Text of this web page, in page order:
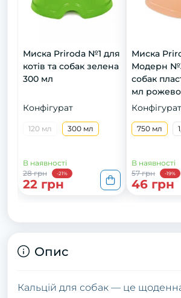
Миска Priroda №1 для
котів та собак зелена
300 мл
Конфігурат
120 мл 300 мл
В наявності
28 грн
-21%
22 грн
Миска
Модерн
собак
мл
Конфігурат
750 мл
В наявності
57 грн
-19%
46 грн
Опис
Кальцій для собак — це